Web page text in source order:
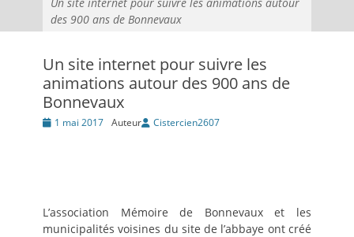
des 900 ans de Bonnevaux
Un site internet pour suivre les
animations autour des 900 ans de
Bonnevaux
Posté1 mai 2017 Auteur Cistercien2607
L’association Mémoire de Bonnevaux et les
municipalités voisines du site de l’abbaye ont créé